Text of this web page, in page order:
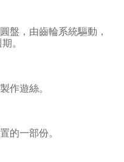
盤，由齒輪系統驅動，
。
作遊絲。
的一部份。